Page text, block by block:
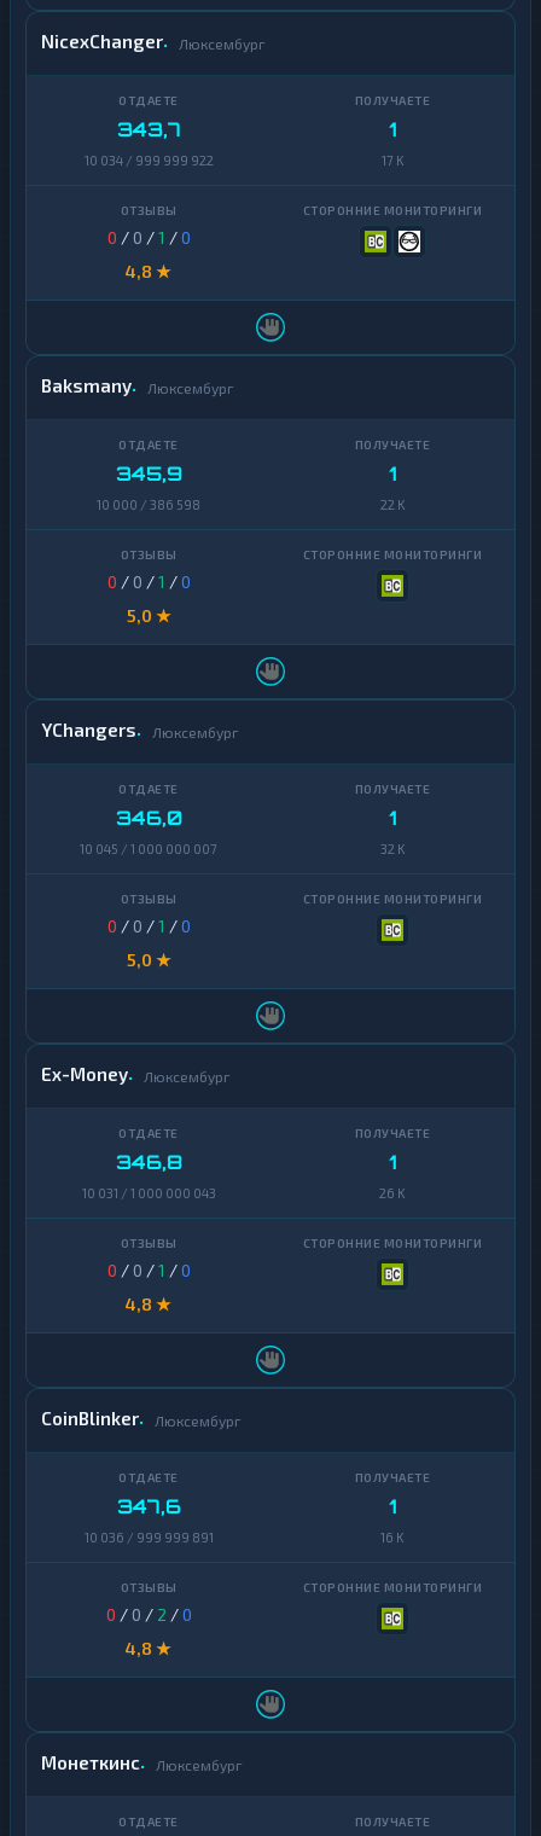
NicexChanger Люксембург
343,7
10 034 / 999 999 922
1
17 K
0 / 0 /1 /0
4,8 ★
Baksmany Люксембург
345,9
10 000 / 386 598
1
22 K
0 / 0 /1 /0
5,0 ★
YChangers Люксембург
346,0
10 045 / 1 000 000 007
1
32 K
0 / 0 /1 /0
5,0 ★
Ex-Money Люксембург
346,8
10 031 / 1 000 000 043
1
26 K
0 / 0 /1 /0
4,8 ★
CoinBlinker Люксембург
347,6
10 036 / 999 999 891
1
16 K
0 / 0 / 2 /0
4,8 ★
Монеткинс Люксембург